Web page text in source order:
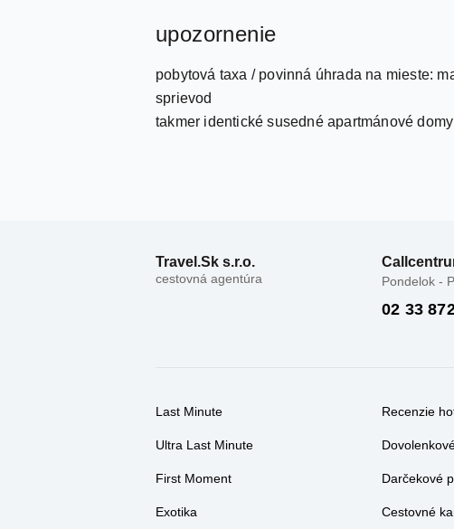
upozornenie
pobytová taxa / povinná úhrada na mieste:
sprievod
takmer identické susedné apartmánové domy
Travel.Sk s.r.o.
cestovná agentúra Pondelok -
02 33
Last Minute
Ultra Last Minute
First Moment
Exotika
Recenzie
Darčekové
Cestovné